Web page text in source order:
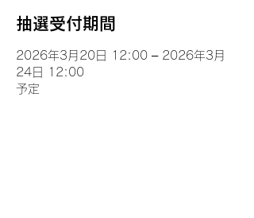
抽選受付期間
2026年3月20日 12:00 – 2026年3月
24日 12:00
予定